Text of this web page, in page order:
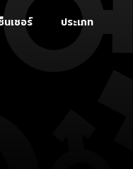
นเซอร์ ประเภท